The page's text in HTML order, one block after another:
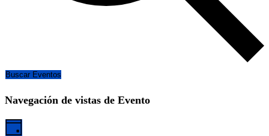
Buscar Eventos
Navegación de vistas de Evento